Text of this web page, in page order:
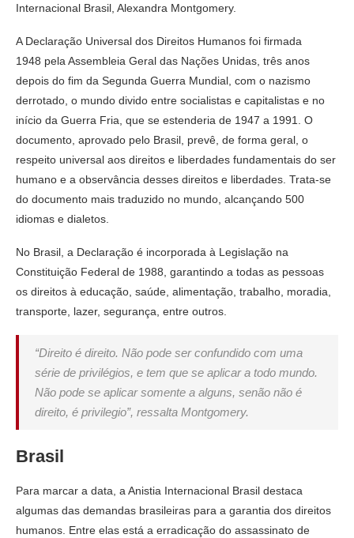
Internacional Brasil, Alexandra Montgomery.
A Declaração Universal dos Direitos Humanos foi firmada
1948 pela Assembleia Geral das Nações Unidas, três anos
depois do fim da Segunda Guerra Mundial, com o nazismo
derrotado, o mundo divido entre socialistas e capitalistas e no
início da Guerra Fria, que se estenderia de 1947 a 1991. O
documento, aprovado pelo Brasil, prevê, de forma geral, o
respeito universal aos direitos e liberdades fundamentais do ser
humano e a observância desses direitos e liberdades. Trata-se
do documento mais traduzido no mundo, alcançando 500
idiomas e dialetos.
No Brasil, a Declaração é incorporada à Legislação na
Constituição Federal de 1988, garantindo a todas as pessoas
os direitos à educação, saúde, alimentação, trabalho, moradia,
transporte, lazer, segurança, entre outros.
“Direito é direito. Não pode ser confundido com uma
série de privilégios, e tem que se aplicar a todo mundo.
Não pode se aplicar somente a alguns, senão não é
direito, é privilegio”, ressalta Montgomery.
Brasil
Para marcar a data, a Anistia Internacional Brasil destaca
algumas das demandas brasileiras para a garantia dos direitos
humanos. Entre elas está a erradicação do assassinato de